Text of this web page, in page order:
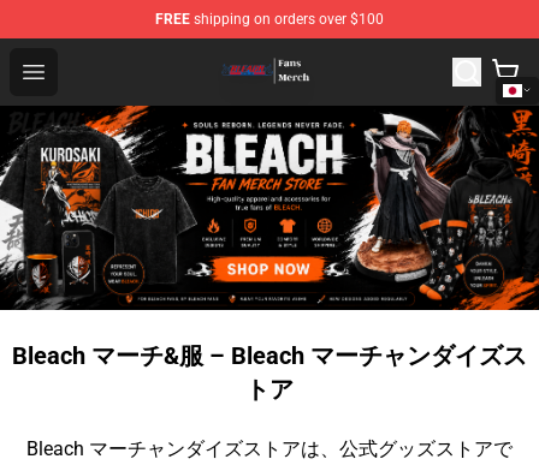
FREE shipping on orders over $100
Open menu
Bleach Store - Official Bleach Merchandise Shop
Bleach マーチ&服 – Bleach マーチャンダイズス
トア
Bleach マーチャンダイズストアは、公式グッズストアで